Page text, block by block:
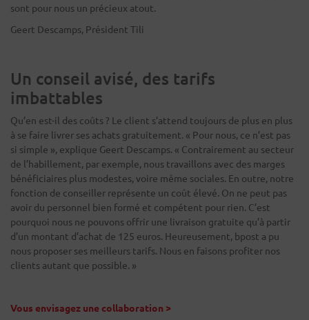
sont pour nous un précieux atout.
Geert Descamps, Président Tili
Un conseil avisé, des tarifs
imbattables
Qu’en est-il des coûts ? Le client s’attend toujours de plus en plus
à se faire livrer ses achats gratuitement. « Pour nous, ce n’est pas
si simple », explique Geert Descamps. « Contrairement au secteur
de l’habillement, par exemple, nous travaillons avec des marges
bénéficiaires plus modestes, voire même sociales. En outre, notre
fonction de conseiller représente un coût élevé. On ne peut pas
avoir du personnel bien formé et compétent pour rien. C’est
pourquoi nous ne pouvons offrir une livraison gratuite qu’à partir
d’un montant d’achat de 125 euros. Heureusement, bpost a pu
nous proposer ses meilleurs tarifs. Nous en faisons profiter nos
clients autant que possible. »
Vous envisagez une collaboration >